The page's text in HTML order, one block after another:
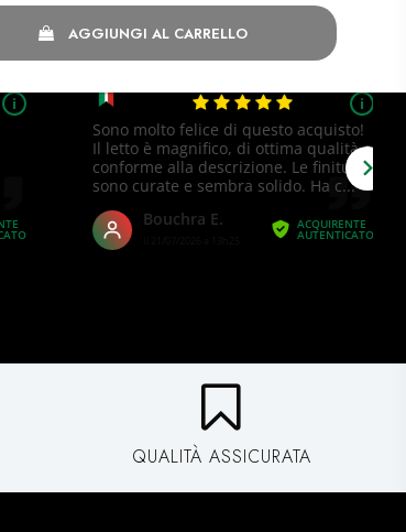
AGGIUNGI AL CARRELLO
QUALITÀ ASSICURATA